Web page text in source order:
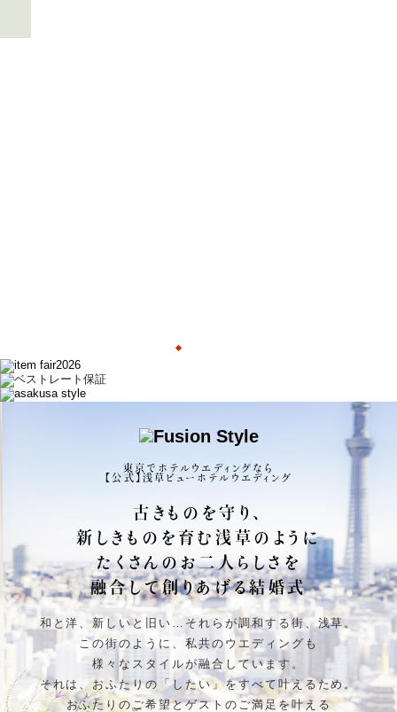
東京でホテルウエディングなら
【公式】浅草ビューホテルウエディング
古きものを守り、
新しきものを育む浅草のように
たくさんのお二人らしさを
融合して創りあげる結婚式
和と洋、新しいと旧い…それらが調和する街、浅草。
この街のように、私共のウエディングも
様々なスタイルが融合しています。
それは、おふたりの「したい」をすべて叶えるため。
おふたりのご希望とゲストのご満足を叶える